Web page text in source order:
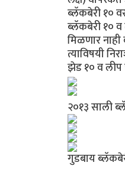
ब्लॅकबेरी १०
ब्लॅकबेरी १०
मिळणार
त्याविषयी
झेड १० व
२०१३ साली
गुडबाय